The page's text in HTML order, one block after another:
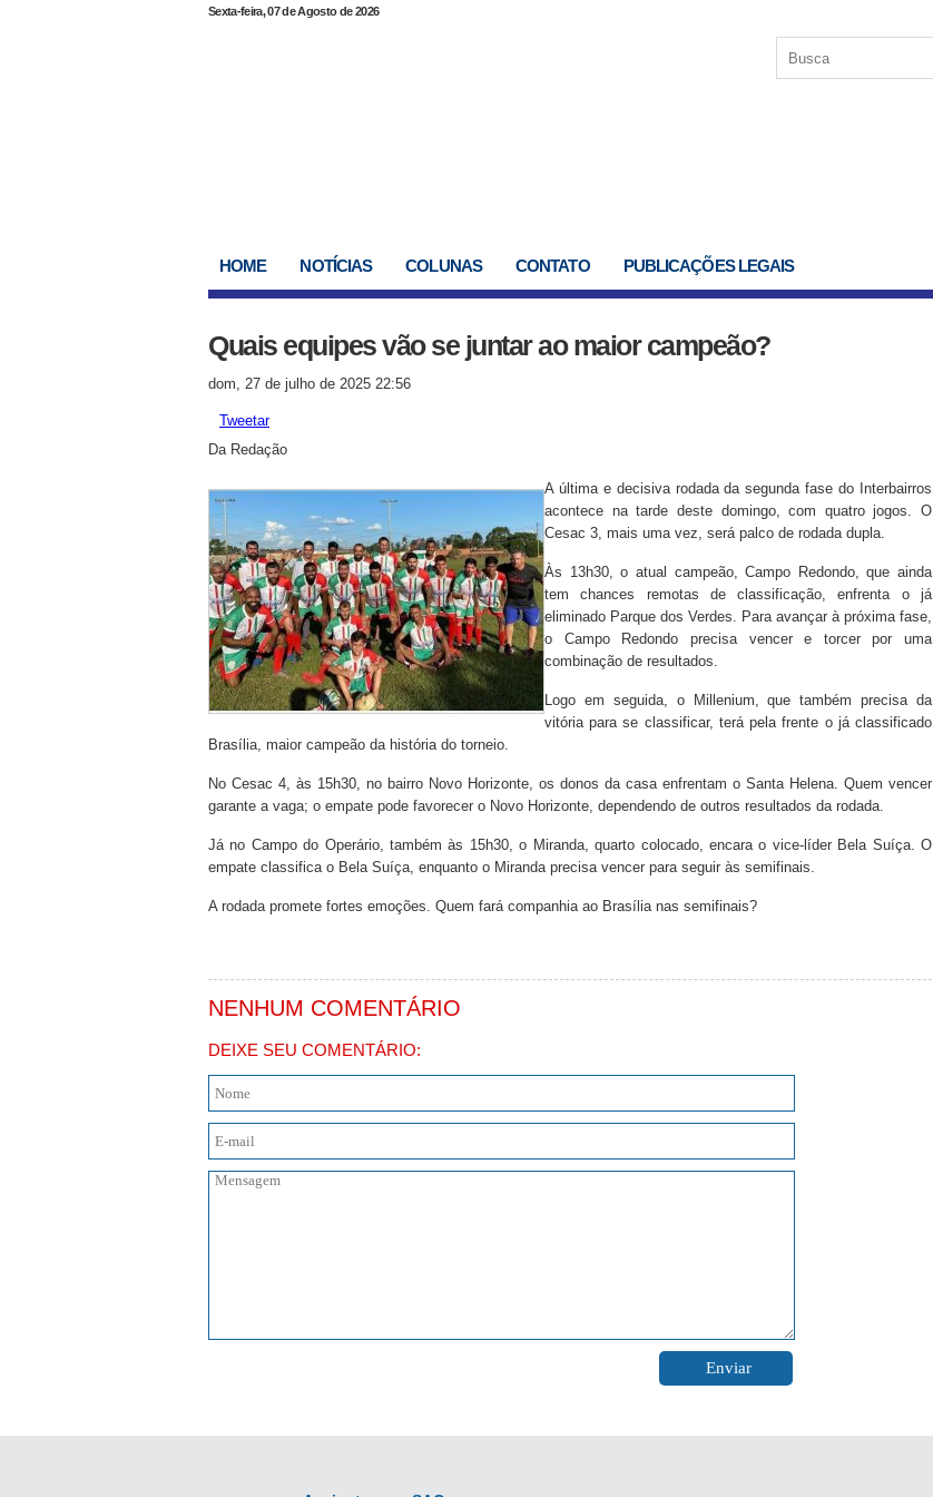
Sexta-feira, 07 de Agosto de 2026
HOME NOTÍCIAS COLUNAS CONTATO PUBLICAÇÕES LEGAIS
Quais equipes vão se juntar ao maior campeão?
dom, 27 de julho de 2025 22:56
Tweetar
Da Redação
A última e decisiva rodada da segunda fase do Interbairros
acontece na tarde deste domingo, com quatro jogos. O
Cesac 3, mais uma vez, será palco de rodada dupla.
Às 13h30, o atual campeão, Campo Redondo, que ainda
tem chances remotas de classificação, enfrenta o já
eliminado Parque dos Verdes. Para avançar à próxima fase,
o Campo Redondo precisa vencer e torcer por uma
combinação de resultados.
Logo em seguida, o Millenium, que também precisa da
vitória para se classificar, terá pela frente o já classificado
Brasília, maior campeão da história do torneio.
No Cesac 4, às 15h30, no bairro Novo Horizonte, os donos da casa enfrentam o Santa Helena. Quem vencer
garante a vaga; o empate pode favorecer o Novo Horizonte, dependendo de outros resultados da rodada.
Já no Campo do Operário, também às 15h30, o Miranda, quarto colocado, encara o vice-líder Bela Suíça. O
empate classifica o Bela Suíça, enquanto o Miranda precisa vencer para seguir às semifinais.
A rodada promete fortes emoções. Quem fará companhia ao Brasília nas semifinais?
NENHUM COMENTÁRIO
DEIXE SEU COMENTÁRIO: